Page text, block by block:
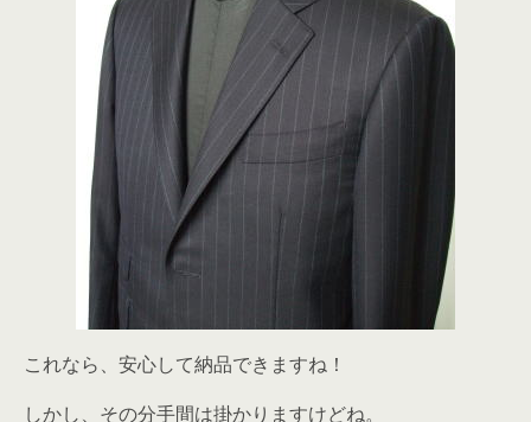
これなら、安心して納品できますね！
しかし、その分手間は掛かりますけどね。